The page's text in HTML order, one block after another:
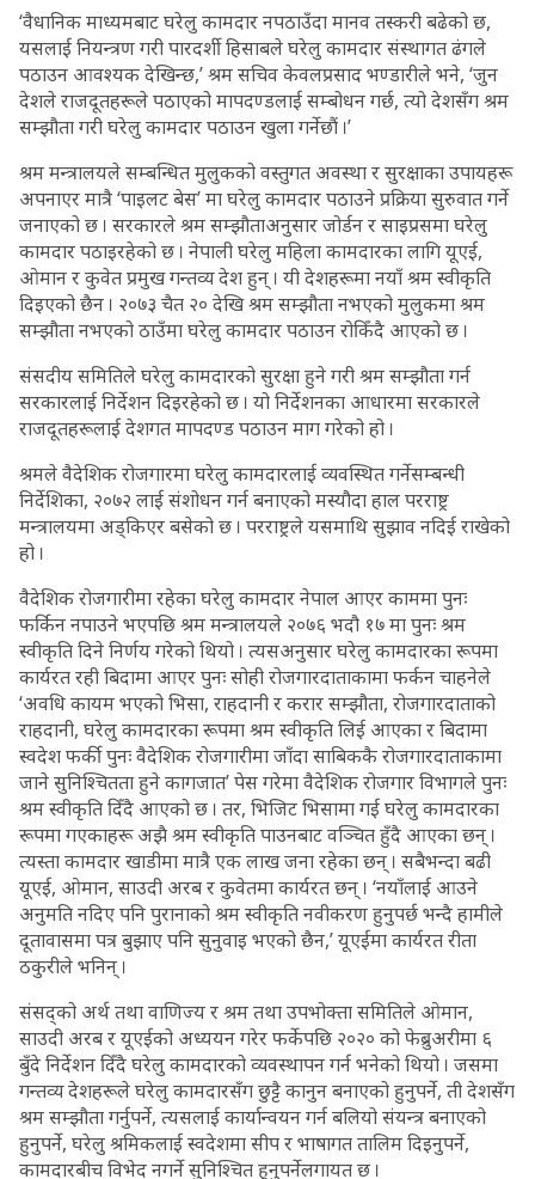
‘वैधानिक माध्यमबाट घरेलु कामदार नपठाउँदा मानव तस्करी बढेको छ,
यसलाई नियन्त्रण गरी पारदर्शी हिसाबले घरेलु कामदार संस्थागत ढंगले
पठाउन आवश्यक देखिन्छ,’ श्रम सचिव केवलप्रसाद भण्डारीले भने, ‘जुन
देशले राजदूतहरूले पठाएको मापदण्डलाई सम्बोधन गर्छ, त्यो देशसँग श्रम
सम्झौता गरी घरेलु कामदार पठाउन खुला गर्नेछौं ।’
श्रम मन्त्रालयले सम्बन्धित मुलुकको वस्तुगत अवस्था र सुरक्षाका उपायहरू
अपनाएर मात्रै ‘पाइलट बेस’ मा घरेलु कामदार पठाउने प्रक्रिया सुरुवात गर्ने
जनाएको छ । सरकारले श्रम सम्झौताअनुसार जोर्डन र साइप्रसमा घरेलु
कामदार पठाइरहेको छ । नेपाली घरेलु महिला कामदारका लागि यूएई,
ओमान र कुवेत प्रमुख गन्तव्य देश हुन् । यी देशहरूमा नयाँ श्रम स्वीकृति
दिइएको छैन । २०७३ चैत २० देखि श्रम सम्झौता नभएको मुलुकमा श्रम
सम्झौता नभएको ठाउँमा घरेलु कामदार पठाउन रोकिँदै आएको छ ।
संसदीय समितिले घरेलु कामदारको सुरक्षा हुने गरी श्रम सम्झौता गर्न
सरकारलाई निर्देशन दिइरहेको छ । यो निर्देशनका आधारमा सरकारले
राजदूतहरूलाई देशगत मापदण्ड पठाउन माग गरेको हो ।
श्रमले वैदेशिक रोजगारमा घरेलु कामदारलाई व्यवस्थित गर्नेसम्बन्धी
निर्देशिका, २०७२ लाई संशोधन गर्न बनाएको मस्यौदा हाल परराष्ट्र
मन्त्रालयमा अड्किएर बसेको छ । परराष्ट्रले यसमाथि सुझाव नदिई राखेको
हो ।
वैदेशिक रोजगारीमा रहेका घरेलु कामदार नेपाल आएर काममा पुनः
फर्किन नपाउने भएपछि श्रम मन्त्रालयले २०७६ भदौ १७ मा पुनः श्रम
स्वीकृति दिने निर्णय गरेको थियो । त्यसअनुसार घरेलु कामदारका रूपमा
कार्यरत रही बिदामा आएर पुनः सोही रोजगारदाताकामा फर्कन चाहनेले
‘अवधि कायम भएको भिसा, राहदानी र करार सम्झौता, रोजगारदाताको
राहदानी, घरेलु कामदारका रूपमा श्रम स्वीकृति लिई आएका र बिदामा
स्वदेश फर्की पुनः वैदेशिक रोजगारीमा जाँदा साबिककै रोजगारदाताकामा
जाने सुनिश्चितता हुने कागजात’ पेस गरेमा वैदेशिक रोजगार विभागले पुनः
श्रम स्वीकृति दिँदै आएको छ । तर, भिजिट भिसामा गई घरेलु कामदारका
रूपमा गएकाहरू अझै श्रम स्वीकृति पाउनबाट वञ्चित हुँदै आएका छन् ।
त्यस्ता कामदार खाडीमा मात्रै एक लाख जना रहेका छन् । सबैभन्दा बढी
यूएई, ओमान, साउदी अरब र कुवेतमा कार्यरत छन् । ‘नयाँलाई आउने
अनुमति नदिए पनि पुरानाको श्रम स्वीकृति नवीकरण हुनुपर्छ भन्दै हामीले
दूतावासमा पत्र बुझाए पनि सुनुवाइ भएको छैन,’ यूएईमा कार्यरत रीता
ठकुरीले भनिन् ।
संसद्को अर्थ तथा वाणिज्य र श्रम तथा उपभोक्ता समितिले ओमान,
साउदी अरब र यूएईको अध्ययन गरेर फर्केपछि २०२० को फेब्रुअरीमा ६
बुँदे निर्देशन दिँदै घरेलु कामदारको व्यवस्थापन गर्न भनेको थियो । जसमा
गन्तव्य देशहरूले घरेलु कामदारसँग छुट्टै कानुन बनाएको हुनुपर्ने, ती देशसँग
श्रम सम्झौता गर्नुपर्ने, त्यसलाई कार्यान्वयन गर्न बलियो संयन्त्र बनाएको
हुनुपर्ने, घरेलु श्रमिकलाई स्वदेशमा सीप र भाषागत तालिम दिइनुपर्ने,
कामदारबीच विभेद नगर्ने सुनिश्चित हुनुपर्नेलगायत छ ।